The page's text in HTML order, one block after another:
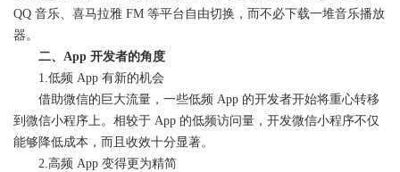
QQ 音乐、喜马拉雅 FM 等平台自由切换，而不必下载一堆音乐播放
器。
二、App 开发者的角度
1.低频 App 有新的机会
借助微信的巨大流量，一些低频 App 的开发者开始将重心转移
到微信小程序上。相较于 App 的低频访问量，开发微信小程序不仅
能够降低成本，而且收效十分显著。
2.高频 App 变得更为精简